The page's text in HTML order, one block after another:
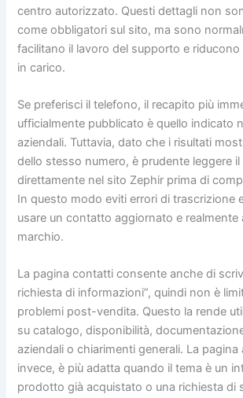
centro autorizzato. Questi dettagli non
come obbligatori sul sito, ma sono
facilitano il lavoro del supporto e riducono
in carico.
Se preferisci il telefono, il recapito più
ufficialmente pubblicato è quello indicato
aziendali. Tuttavia, dato che i risultati
dello stesso numero, è prudente leggere il
direttamente nel sito Zephir prima di
In questo modo eviti errori di trascrizione
usare un contatto aggiornato e realmente
marchio.
La pagina contatti consente anche di
richiesta di informazioni”, quindi non è
problemi post-vendita. Questo la rende
su catalogo, disponibilità,
aziendali o chiarimenti generali. La pagina
invece, è più adatta quando il tema è un
prodotto già acquistato o una richiesta di